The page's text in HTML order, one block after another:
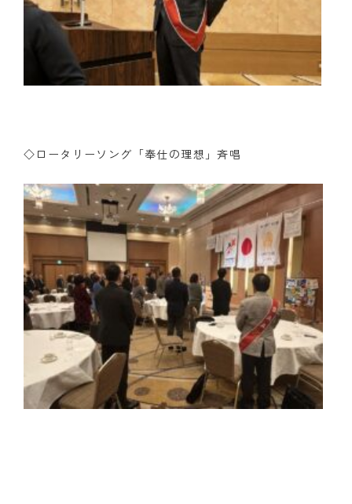
◇ロータリーソング「奉仕の理想」斉唱